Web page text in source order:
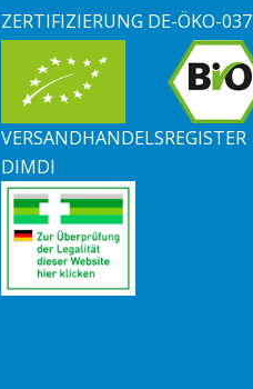
ZERTIFIZIERUNG DE-ÖKO-037
VERSANDHANDELSREGISTER
DIMDI